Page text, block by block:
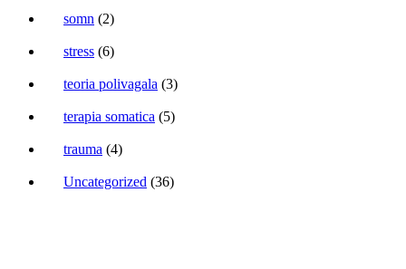
somn (2)
stress (6)
teoria polivagala (3)
terapia somatica (5)
trauma (4)
Uncategorized (36)